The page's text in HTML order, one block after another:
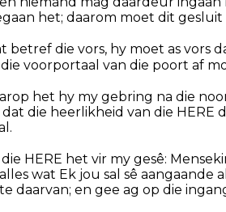
het; daarom moet dit gesluit
betref die vors, hy moet as vors
voorportaal van die poort af
het hy my gebring na die
dat die heerlikheid van die HERE
die HERE het vir my gesê:
wat Ek jou sal sê aangaande
daarvan; en gee ag op die